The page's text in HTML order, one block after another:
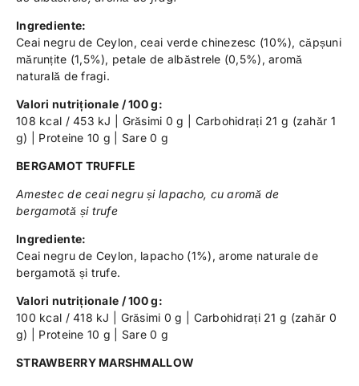
Ingrediente:
Ceai negru de Ceylon, ceai verde chinezesc (10%), căpșuni
mărunțite (1,5%), petale de albăstrele (0,5%), aromă
naturală de fragi.
Valori nutriționale / 100 g:
108 kcal / 453 kJ | Grăsimi 0 g | Carbohidrați 21 g (zahăr 1
g) | Proteine 10 g | Sare 0 g
BERGAMOT TRUFFLE
Amestec de ceai negru și lapacho, cu aromă de
bergamotă și trufe
Ingrediente:
Ceai negru de Ceylon, lapacho (1%), arome naturale de
bergamotă și trufe.
Valori nutriționale / 100 g:
100 kcal / 418 kJ | Grăsimi 0 g | Carbohidrați 21 g (zahăr 0
g) | Proteine 10 g | Sare 0 g
STRAWBERRY MARSHMALLOW